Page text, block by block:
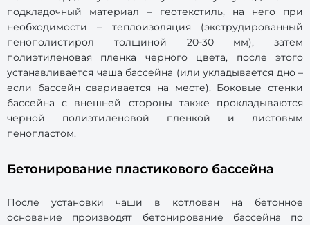
подкладочный материал – геотекстиль, на него при
необходимости – теплоизоляция (экструдированный
пенополистирол толщиной 20-30 мм), затем
полиэтиленовая пленка черного цвета, после этого
устанавливается чаша бассейна (или укладывается дно –
если бассейн сваривается на месте). Боковые стенки
бассейна с внешней стороны также прокладываются
черной полиэтиленовой пленкой и листовым
пенопластом.
Бетонирование пластикового бассейна
После установки чаши в котлован на бетонное
основание производят бетонирование бассейна по